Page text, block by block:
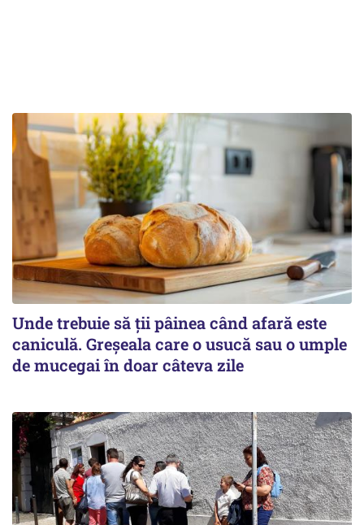
Unde trebuie să ții pâinea când afară este
caniculă. Greșeala care o usucă sau o umple
de mucegai în doar câteva zile